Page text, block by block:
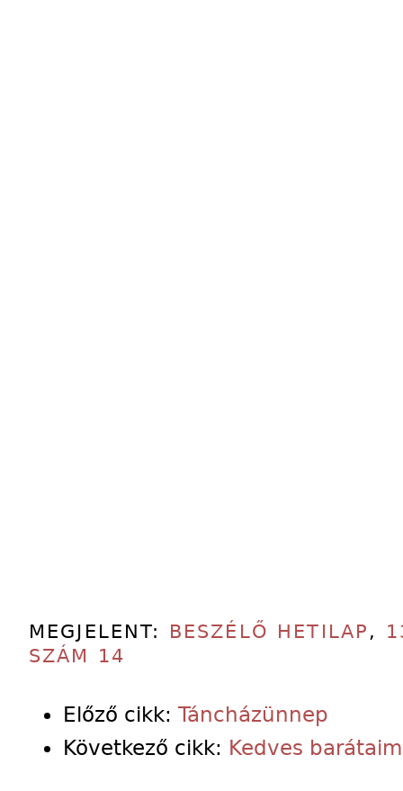
MEGJELENT: BESZÉLŐ HETILAP ,
SZÁM 14
Előző cikk: Táncházünnep
Következő cikk: Kedves